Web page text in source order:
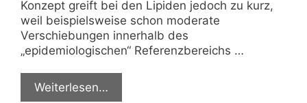
Konzept greift bei den Lipiden jedoch zu kurz,
weil beispielsweise schon moderate
Verschiebungen innerhalb des
„epidemiologischen“ Referenzbereichs …
Weiterlesen…